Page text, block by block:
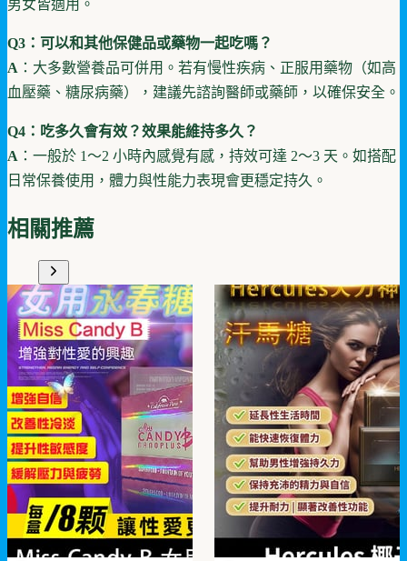
男女皆適用。
Q3：可以和其他保健品或藥物一起吃嗎？
A ：大多數營養品可併用。若有慢性疾病、正服用藥物（如高
血壓藥、糖尿病藥），建議先諮詢醫師或藥師，以確保安全。
Q4：吃多久會有效？效果能維持多久？
A ：一般於 1～2 小時內感覺有感，持效可達 2～3 天。如搭配
日常保養使用，體力與性能力表現會更穩定持久。
相關推薦